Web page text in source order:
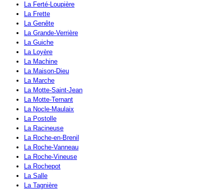
La Ferté-Loupière
La Frette
La Genête
La Grande-Verrière
La Guiche
La Loyère
La Machine
La Maison-Dieu
La Marche
La Motte-Saint-Jean
La Motte-Ternant
La Nocle-Maulaix
La Postolle
La Racineuse
La Roche-en-Brenil
La Roche-Vanneau
La Roche-Vineuse
La Rochepot
La Salle
La Tagnière